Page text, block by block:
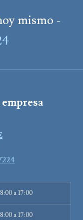
mismo -
a 17:00
a 17:00